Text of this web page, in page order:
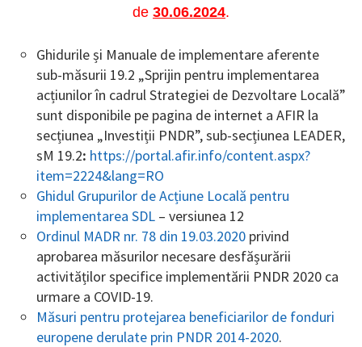
de 30.06.2024.
Ghidurile și Manuale de implementare aferente
sub-măsurii 19.2 „Sprijin pentru implementarea
acțiunilor în cadrul Strategiei de Dezvoltare Locală”
sunt disponibile pe pagina de internet a AFIR la
secțiunea „Investiții PNDR”, sub-secțiunea LEADER,
sM 19.2: https://portal.afir.info/content.aspx?
item=2224&lang=RO
Ghidul Grupurilor de Acțiune Locală pentru
implementarea SDL– versiunea 12
Ordinul MADR nr. 78 din 19.03.2020privind
aprobarea măsurilor necesare desfășurării
activităților specifice implementării PNDR 2020 ca
urmare a COVID-19.
Măsuri pentru protejarea beneficiarilor de fonduri
europene derulate prin PNDR 2014-2020.